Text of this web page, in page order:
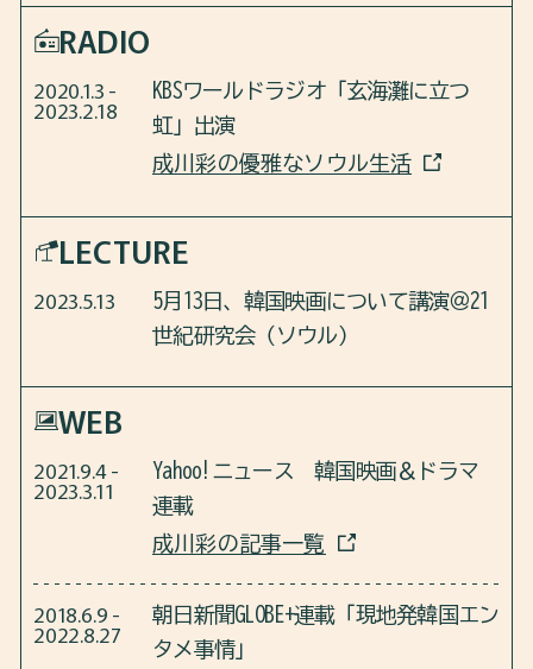
RADIO
2020.1.3 -
2023.2.18
KBSワールドラジオ「玄海灘に立つ
虹」出演
成川彩の優雅なソウル生活
LECTURE
2023.5.13
5月13日、韓国映画について講演＠21
世紀研究会（ソウル）
WEB
2021.9.4 -
2023.3.11
Yahoo!ニュース 韓国映画＆ドラマ
連載
成川彩の記事一覧
2018.6.9 -
2022.8.27
朝日新聞GLOBE+連載「現地発韓国エン
タメ事情」